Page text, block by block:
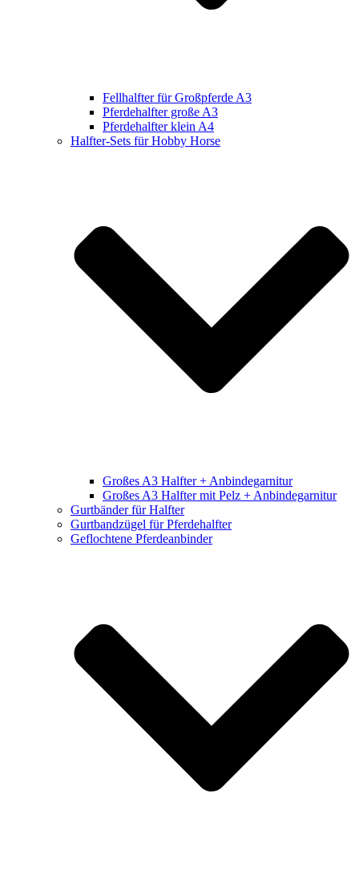
Fellhalfter für Großpferde A3
Pferdehalfter große A3
Pferdehalfter klein A4
Halfter-Sets für Hobby Horse
Großes A3 Halfter + Anbindegarnitur
Großes A3 Halfter mit Pelz + Anbindegarnitur
Gurtbänder für Halfter
Gurtbandzügel für Pferdehalfter
Geflochtene Pferdeanbinder